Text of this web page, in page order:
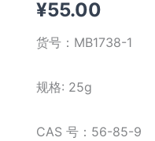
¥55.00
货号： MB1738-1
规格: 25g
CAS 号：56-85-9